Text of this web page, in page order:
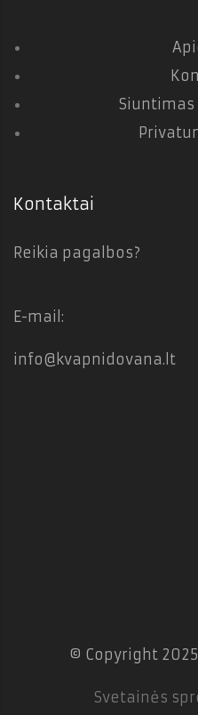
Kontaktai
Reikia pagalbos?
E-mail:
info@kvapnidovana.lt
© Copyright
Svetainės